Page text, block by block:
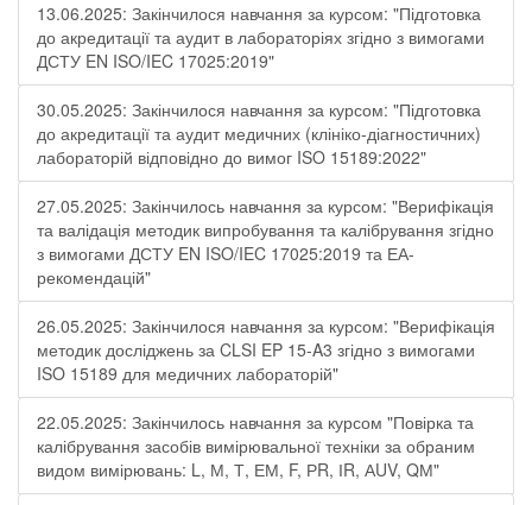
13.06.2025: Закінчилося навчання за курсом: "Підготовка
до акредитації та аудит в лабораторіях згідно з вимогами
ДСТУ EN ISO/IEC 17025:2019"
30.05.2025: Закінчилося навчання за курсом: "Підготовка
до акредитації та аудит медичних (клініко-діагностичних)
лабораторій відповідно до вимог ISO 15189:2022"
27.05.2025: Закінчилось навчання за курсом: "Верифікація
та валідація методик випробування та калібрування згідно
з вимогами ДСТУ EN ISO/IEC 17025:2019 та ЕА-
рекомендацій"
26.05.2025: Закінчилося навчання за курсом: "Верифікація
методик досліджень за CLSI EP 15-A3 згідно з вимогами
ISO 15189 для медичних лабораторій"
22.05.2025: Закінчилось навчання за курсом "Повірка та
калібрування засобів вимірювальної техніки за обраним
видом вимірювань: L, М, Т, ЕМ, F, РR, ІR, АUV, QМ"